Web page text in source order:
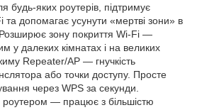
будь-яких роутерів, підтримує
та допомагає усунути «мертві зони» в
зону покриття Wi-Fi —
у далеких кімнатах і на великих
Repeater/AP — гнучкість
або точки доступу. Просте
через WPS за секунди.
роутером — працює з більшістю